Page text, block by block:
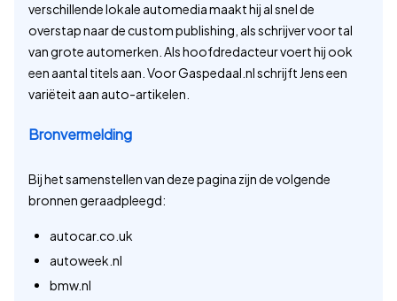
verschillende lokale automedia maakt hij al snel de
overstap naar de custom publishing, als schrijver voor tal
van grote automerken. Als hoofdredacteur voert hij ook
een aantal titels aan. Voor Gaspedaal.nl schrijft Jens een
variëteit aan auto-artikelen.
Bronvermelding
Bij het samenstellen van deze pagina zijn de volgende
bronnen geraadpleegd:
autocar.co.uk
autoweek.nl
bmw.nl